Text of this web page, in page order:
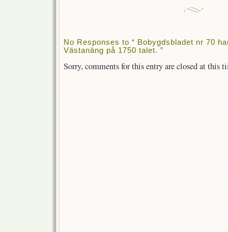
No Responses to “ Bobygdsbladet nr 70
Västanäng på 1750 talet. ”
Sorry, comments for this entry are closed at this